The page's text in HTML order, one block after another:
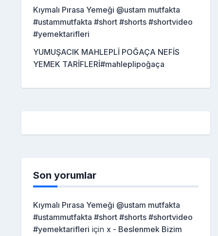
Kıymalı Pırasa Yemeği @ustam mutfakta
#ustammutfakta #short #shorts #shortvideo
#yemektarifleri
YUMUŞACIK MAHLEPLİ POĞAÇA NEFİS
YEMEK TARİFLERİ#mahleplipoğaça
Son yorumlar
Kıymalı Pırasa Yemeği @ustam mutfakta
#ustammutfakta #short #shorts #shortvideo
#yemektarifleri için x - Beslenmek Bizim